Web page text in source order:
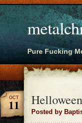
Pure Fucking
Posted by
OCT
11